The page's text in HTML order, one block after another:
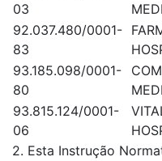
03
92.037.480/0001-
83
93.185.098/0001-
80
93.815.124/0001-
06
2. Esta Instrução